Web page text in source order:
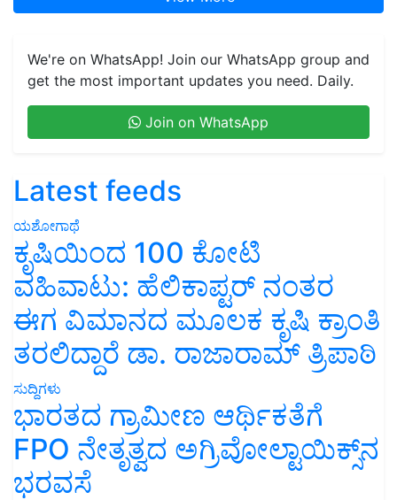
We're on WhatsApp! Join our WhatsApp group and
get the most important updates you need. Daily.
Join on WhatsApp
Latest feeds
ಯಶೋಗಾಥೆ
ಕೃಷಿಯಿಂದ 100 ಕೋಟಿ
ವಹಿವಾಟು: ಹೆಲಿಕಾಪ್ಟರ್ ನಂತರ
ಈಗ ವಿಮಾನದ ಮೂಲಕ ಕೃಷಿ ಕ್ರಾಂತಿ
ತರಲಿದ್ದಾರೆ ಡಾ. ರಾಜಾರಾಮ್ ತ್ರಿಪಾಠಿ
ಸುದ್ದಿಗಳು
ಭಾರತದ ಗ್ರಾಮೀಣ ಆರ್ಥಿಕತೆಗೆ
FPO ನೇತೃತ್ವದ ಅಗ್ರಿವೋಲ್ಟಾಯಿಕ್ಸ್‌ನ
ಭರವಸೆ